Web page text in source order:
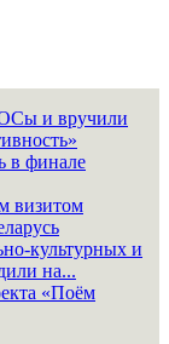
и вручили
в финале
визитом
культурных и
на...
«Поём